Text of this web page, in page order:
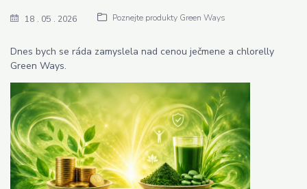
18 05 2026 Poznejte produkty Green Ways
Dnes bych se ráda zamyslela nad cenou ječmene a chlorelly
Green Ways.